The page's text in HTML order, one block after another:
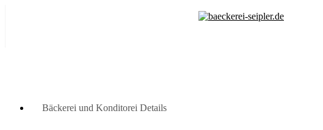
Bäckerei und Konditorei Details